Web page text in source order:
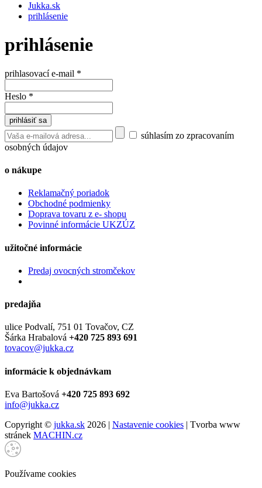
Jukka.sk
prihlásenie
prihlásenie
prihlasovací e-mail *
Heslo *
súhlasím zo zpracovaním
osobných údajov
o nákupe
Reklamačný poriadok
Obchodné podmienky
Doprava tovaru z e- shopu
Povinné informácie UKZÚZ
užitočné informácie
Predaj ovocných stromčekov
predajňa
ulice Podvalí, 751 01 Tovačov, CZ
Šárka Hrabalová +420 725 893 691
tovacov@jukka.cz
informácie k objednávkam
Eva Bartošová +420 725 893 692
info@jukka.cz
Copyright © jukka.sk 2026 | Nastavenie cookies | Tvorba www
stránek MACHIN.cz
Používame cookies